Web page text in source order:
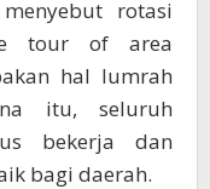
rotasi
tour of area
hal lumrah
itu, seluruh
bekerja dan
bagi daerah.